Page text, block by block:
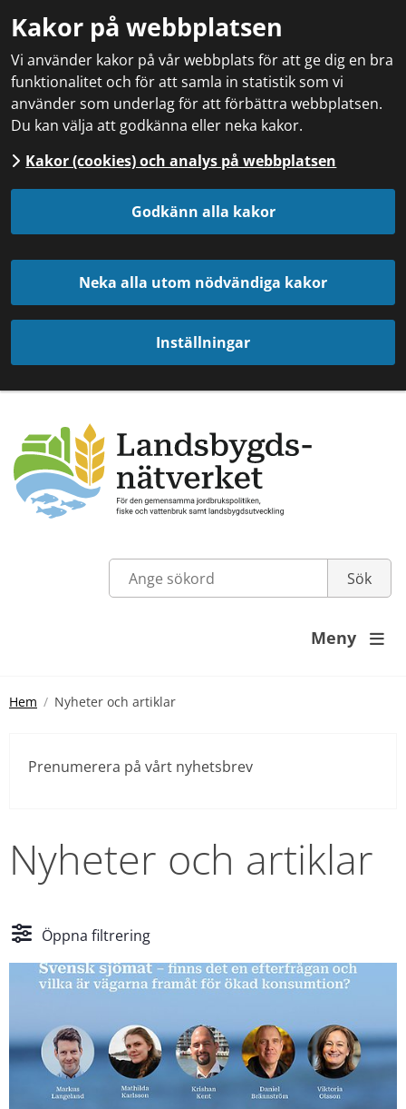
Kakor på webbplatsen
Vi använder kakor på vår webbplats för att ge dig en bra
funktionalitet och för att samla in statistik som vi
använder som underlag för att förbättra webbplatsen.
Du kan välja att godkänna eller neka kakor.
Kakor (cookies) och analys på webbplatsen
Godkänn alla kakor
Neka alla utom nödvändiga kakor
Inställningar
Meny 
Hem Nyheter och artiklar
Prenumerera på vårt nyhetsbrev
Nyheter och artiklar
Öppna filtrering